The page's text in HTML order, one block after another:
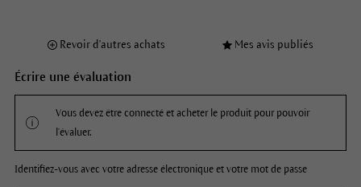
Revoir d'autres achats Mes avis publiés
Écrire une évaluation
Vous devez être connecté et acheter le produit pour pouvoir
l'évaluer.
Identifiez-vous avec votre adresse électronique et votre mot de passe